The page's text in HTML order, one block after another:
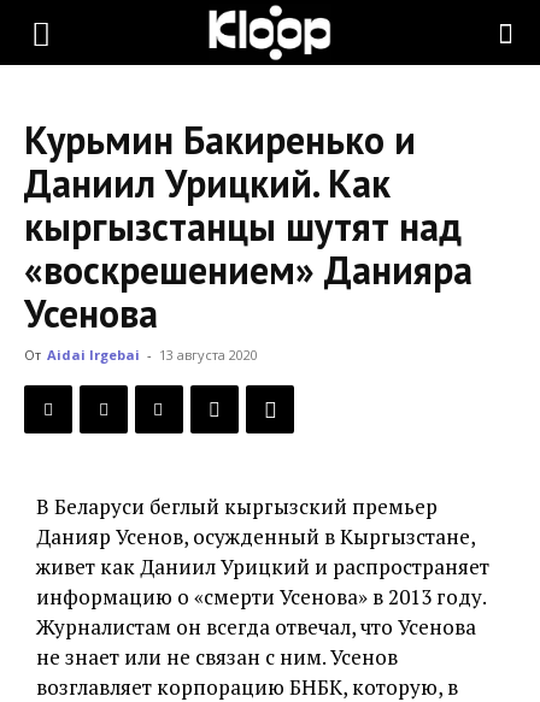
KLOOP.KG
Новости
Кыргызстана
Курьмин Бакиренько и
Даниил Урицкий. Как
кыргызстанцы шутят над
«воскрешением» Данияра
Усенова
От Aidai Irgebai - 13 августа 2020
В Беларуси беглый кыргызский премьер
Данияр Усенов, осужденный в Кыргызстане,
живет как Даниил Урицкий и распространяет
информацию о «смерти Усенова» в 2013 году.
Журналистам он всегда отвечал, что Усенова
не знает или не связан с ним. Усенов
возглавляет корпорацию БНБК, которую, в